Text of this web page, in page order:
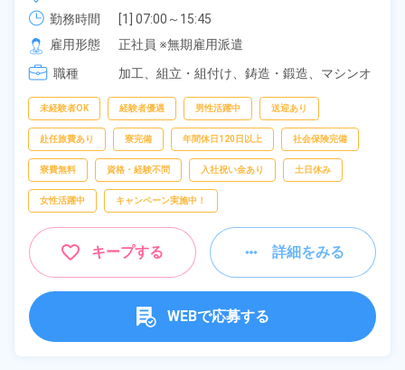
勤務時間
[1] 07:00～15:45
[2] 17:45～02:30
雇用形態
正社員 ※無期雇用派遣
職種
加工、 組立・組付け、 鋳造・鍛造、 マシンオ
未経験者OK 経験者優遇 男性活躍中 送迎あり
赴任旅費あり 寮完備 年間休日120日以上 社会保険完備
寮費無料 資格・経験不問 入社祝い金あり 土日休み
女性活躍中 キャンペーン実施中！
キープする 詳細をみる
WEBで応募する